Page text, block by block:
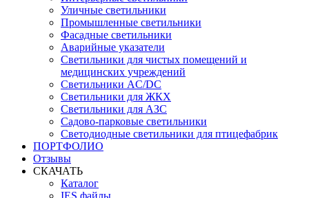
Уличные светильники
Промышленные светильники
Фасадные светильники
Аварийные указатели
Светильники для чистых помещений и
медицинских учреждений
Светильники AC/DC
Светильники для ЖКХ
Светильники для АЗС
Садово-парковые светильники
Светодиодные светильники для птицефабрик
ПОРТФОЛИО
Отзывы
СКАЧАТЬ
Каталог
IES файлы